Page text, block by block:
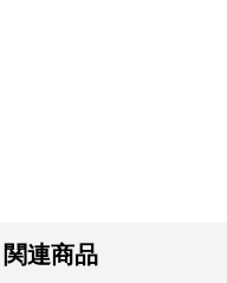
関連商品